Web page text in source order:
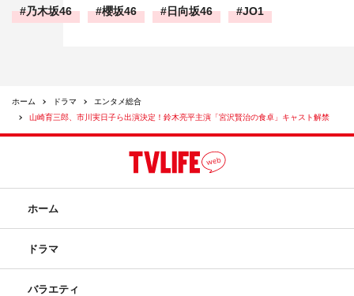
乃木坂46 櫻坂46 日向坂46 JO1
ホーム ドラマ
エンタメ総合
山崎育三郎、市川実日子ら出演決定！鈴木亮平主演「宮沢賢治の食卓」キャスト解禁
ホーム
ドラマ
バラエティ